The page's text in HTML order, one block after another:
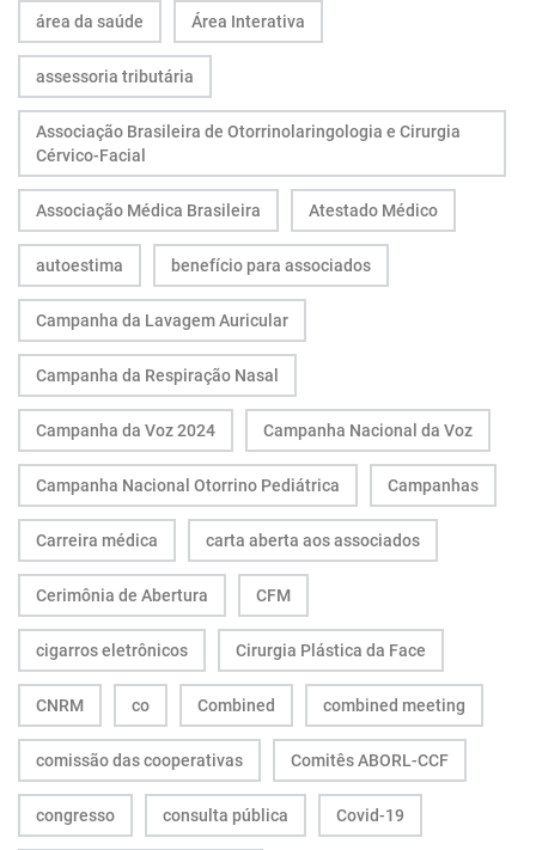
área da saúde Área Interativa
assessoria tributária
Associação Brasileira de Otorrinolaringologia e Cirurgia
Cérvico-Facial
Associação Médica Brasileira Atestado Médico
autoestima benefício para associados
Campanha da Lavagem Auricular
Campanha da Respiração Nasal
Campanha da Voz 2024 Campanha Nacional da Voz
Campanha Nacional Otorrino Pediátrica Campanhas
Carreira médica carta aberta aos associados
Cerimônia de Abertura CFM
cigarros eletrônicos Cirurgia Plástica da Face
CNRM co Combined combined meeting
comissão das cooperativas Comitês ABORL-CCF
congresso consulta pública Covid-19